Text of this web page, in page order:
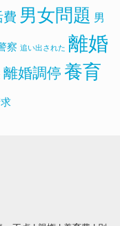
費 男女問題 男
察 追い出された 離婚
離婚調停 養育